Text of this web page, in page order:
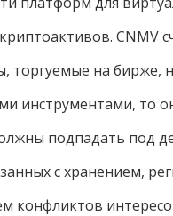
CNMV
торгуемые на бирже,
инструментами, то
подпадать под
с хранением,
конфликтов